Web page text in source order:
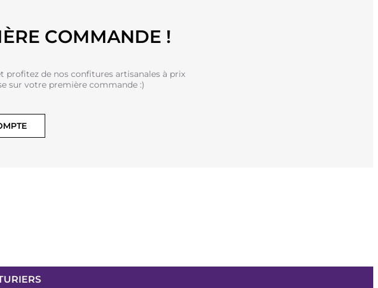
COMMANDE !
profitez de nos confitures artisanales à prix
sur votre première commande :)